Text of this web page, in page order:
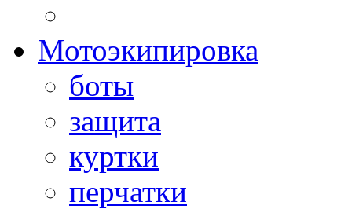
Мотоэкипировка
боты
защита
куртки
перчатки